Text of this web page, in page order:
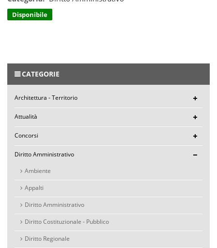
Disponibile
CATEGORIE
Architettura - Territorio
Attualità
Concorsi
Diritto Amministrativo
Ambiente
Appalti
Diritto Amministrativo
Diritto Costituzionale - Pubblico
Diritto Regionale